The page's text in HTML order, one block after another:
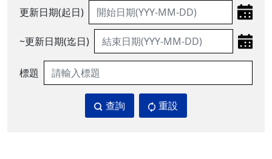
更新日期(起日)
~更新日期(迄日)
標題
查詢 重設